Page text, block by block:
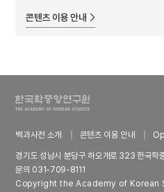
콘텐츠 이용 안내
백과사전 소개 콘텐츠 이용 안내
경기도 성남시 분당구 하오개로 323 한국
문의 031-709-8111
Copyright the Academy of Korean